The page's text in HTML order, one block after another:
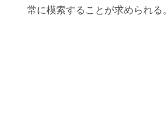
常に模索することが求められる。